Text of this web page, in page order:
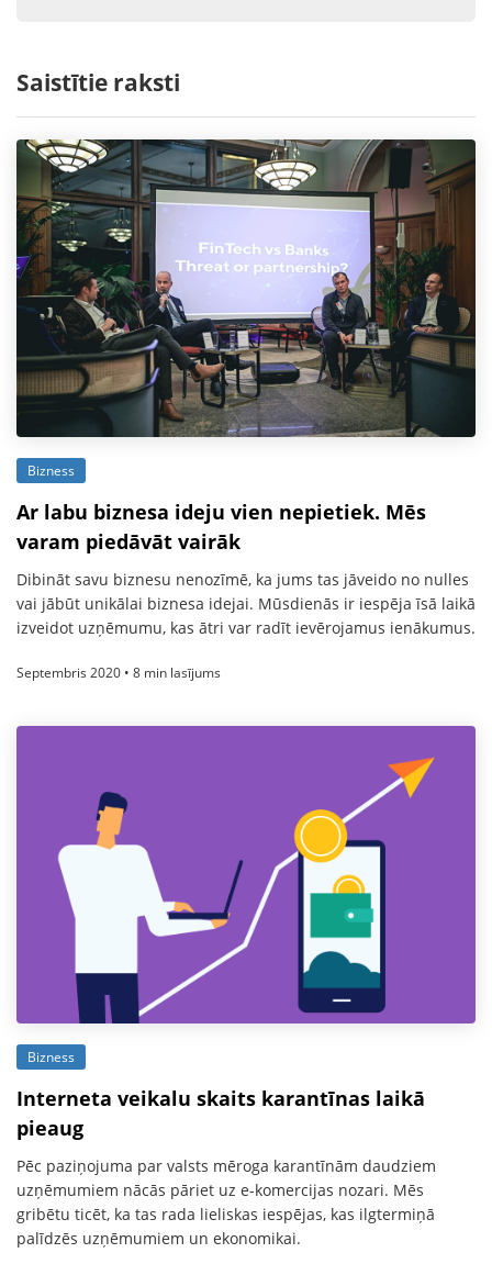
Saistītie raksti
Bizness
Ar labu biznesa ideju vien nepietiek. Mēs
varam piedāvāt vairāk
Dibināt savu biznesu nenozīmē, ka jums tas jāveido no nulles
vai jābūt unikālai biznesa idejai. Mūsdienās ir iespēja īsā laikā
izveidot uzņēmumu, kas ātri var radīt ievērojamus ienākumus.
Septembris 2020 • 8 min lasījums
Bizness
Interneta veikalu skaits karantīnas laikā
pieaug
Pēc paziņojuma par valsts mēroga karantīnām daudziem
uzņēmumiem nācās pāriet uz e-komercijas nozari. Mēs
gribētu ticēt, ka tas rada lieliskas iespējas, kas ilgtermiņā
palīdzēs uzņēmumiem un ekonomikai.